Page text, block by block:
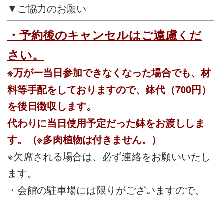
▼ご協力のお願い
・予約後のキャンセルはご遠慮くだ
さい。
※万が一当日参加できなくなった場合でも、材
料等手配をしておりますので、鉢代（700円）
を後日徴収します。
代わりに当日使用予定だった鉢をお渡ししま
す。（※多肉植物は付きません。）
※欠席される場合は、必ず連絡をお願いいたし
ます。
・会館の駐車場には限りがございますので、